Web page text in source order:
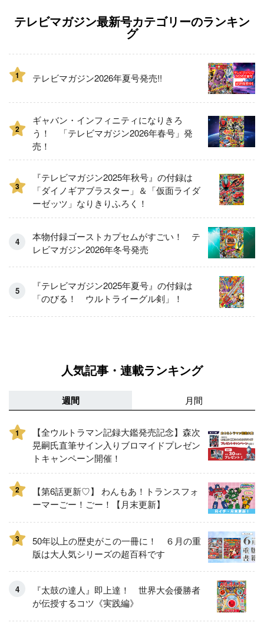
テレビマガジン最新号カテゴリーのランキン
グ
1 テレビマガジン2026年夏号発売!!
2
ギャバン・インフィニティになりきろ
う！ 「テレビマガジン2026年春号」発
売！
3
『テレビマガジン2025年秋号』の付録は
「ダイノギアブラスター」＆「仮面ライダ
ーゼッツ」なりきりふろく！
本物付録ゴーストカプセムがすごい！ テ
レビマガジン2026年冬号発売
『テレビマガジン2025年夏号』の付録は
「のびる！ ウルトライーグル剣」！
人気記事・連載ランキング
週間 月間
1
【全ウルトラマン記録大鑑発売記念】森次
晃嗣氏直筆サイン入りブロマイドプレゼン
トキャンペーン開催！
2
【第6話更新♡】 わんもあ！トランスフォ
ーマーごー！ごー！【月末更新】
3
50年以上の歴史がこの一冊に！ ６月の重
版は大人気シリーズの超百科です
『太鼓の達人』即上達！ 世界大会優勝者
が伝授するコツ《実践編》